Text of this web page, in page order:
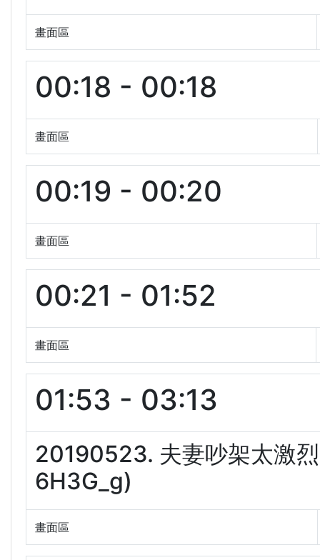
畫面區
00:18 - 00:18
畫面區
00:19 - 00:20
畫面區
00:21 - 01:52
畫面區
01:53 - 03:13
20190523. 夫妻吵架太激
6H3G_g)
畫面區